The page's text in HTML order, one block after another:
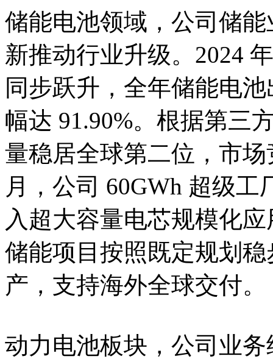
储能电池领域，公司储
新推动行业升级。2024
同步跃升，全年储能电
幅达 91.90%。根据第三
量稳居全球第二位，市
月，公司 60GWh 超级
入超大容量电芯规模化
储能项目按照既定规划
产，支持海外全球交付。
动力电池板块，公司业